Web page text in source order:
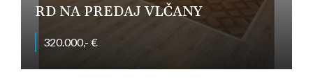
RD NA PREDAJ VLČANY
320.000,- €